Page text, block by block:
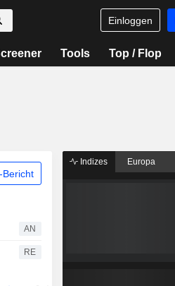
Einloggen
Tools Top / Flop
Bericht
AN
RE
Indizes Europa